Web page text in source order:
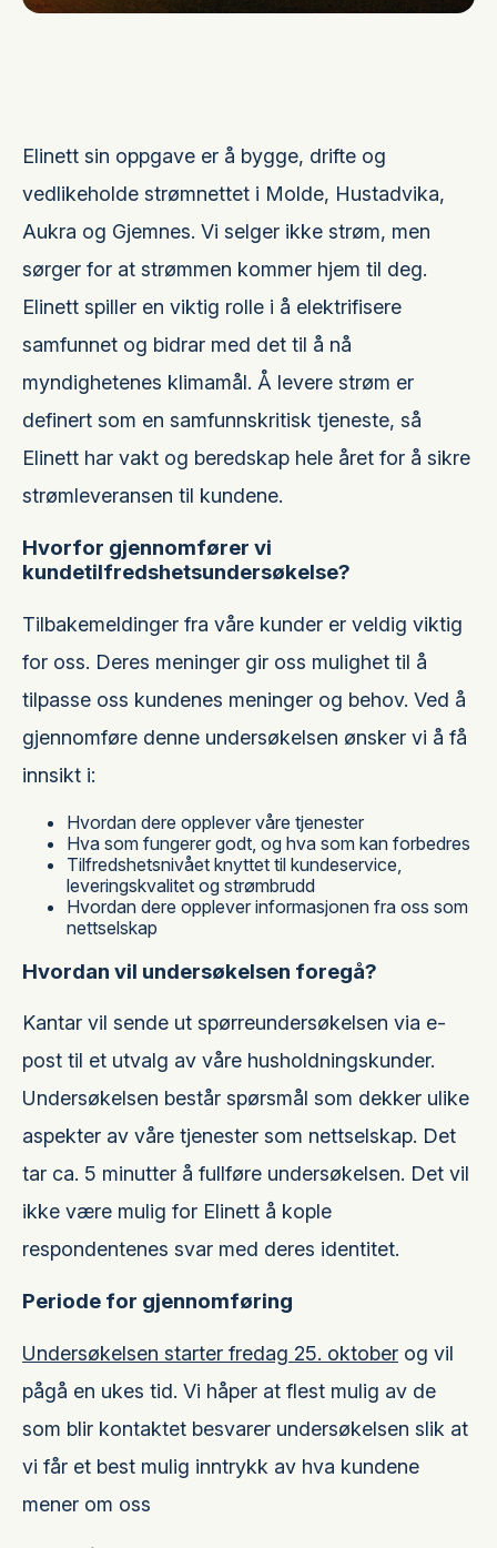
Elinett sin oppgave er å bygge, drifte og
vedlikeholde strømnettet i Molde, Hustadvika,
Aukra og Gjemnes. Vi selger ikke strøm, men
sørger for at strømmen kommer hjem til deg.
Elinett spiller en viktig rolle i å elektrifisere
samfunnet og bidrar med det til å nå
myndighetenes klimamål. Å levere strøm er
definert som en samfunnskritisk tjeneste, så
Elinett har vakt og beredskap hele året for å sikre
strømleveransen til kundene.
Hvorfor gjennomfører vi
kundetilfredshetsundersøkelse?
Tilbakemeldinger fra våre kunder er veldig viktig
for oss. Deres meninger gir oss mulighet til å
tilpasse oss kundenes meninger og behov. Ved å
gjennomføre denne undersøkelsen ønsker vi å få
innsikt i:
Hvordan dere opplever våre tjenester
Hva som fungerer godt, og hva som kan forbedres
Tilfredshetsnivået knyttet til kundeservice,
leveringskvalitet og strømbrudd
Hvordan dere opplever informasjonen fra oss som
nettselskap
Hvordan vil undersøkelsen foregå?
Kantar vil sende ut spørreundersøkelsen via e-
post til et utvalg av våre husholdningskunder.
Undersøkelsen består spørsmål som dekker ulike
aspekter av våre tjenester som nettselskap. Det
tar ca. 5 minutter å fullføre undersøkelsen. Det vil
ikke være mulig for Elinett å kople
respondentenes svar med deres identitet.
Periode for gjennomføring
Undersøkelsen starter fredag 25. oktober og vil
pågå en ukes tid. Vi håper at flest mulig av de
som blir kontaktet besvarer undersøkelsen slik at
vi får et best mulig inntrykk av hva kundene
mener om oss